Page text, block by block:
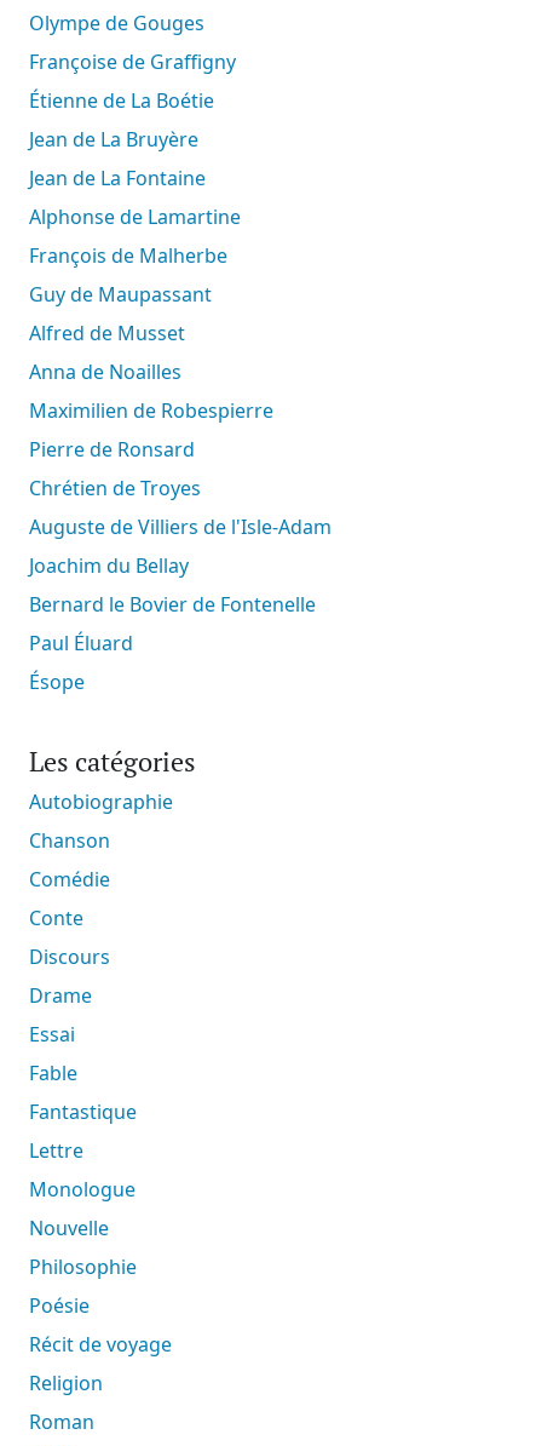
Olympe de Gouges
Françoise de Graffigny
Étienne de La Boétie
Jean de La Bruyère
Jean de La Fontaine
Alphonse de Lamartine
François de Malherbe
Guy de Maupassant
Alfred de Musset
Anna de Noailles
Maximilien de Robespierre
Pierre de Ronsard
Chrétien de Troyes
Auguste de Villiers de l'Isle-Adam
Joachim du Bellay
Bernard le Bovier de Fontenelle
Paul Éluard
Ésope
Les catégories
Autobiographie
Chanson
Comédie
Conte
Discours
Drame
Essai
Fable
Fantastique
Lettre
Monologue
Nouvelle
Philosophie
Poésie
Récit de voyage
Religion
Roman